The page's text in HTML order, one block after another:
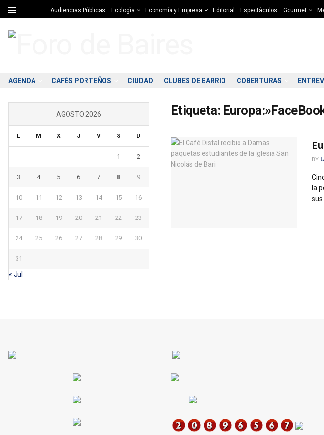
Audiencias Públicas Ecologìa Economía y Empresa Editorial Espectàculos Gourmet
AGENDA CAFÈS PORTEÑOS CIUDAD CLUBES DE BARRIO COBERTURAS
Etiqueta:
BY
la
sus
AGOSTO 2026
L M X J V S D
1 2
3 4 5 6 7 8 9
10 11 12 13 14 15 16
17 18 19 20 21 22 23
24 25 26 27 28 29 30
31
« Jul